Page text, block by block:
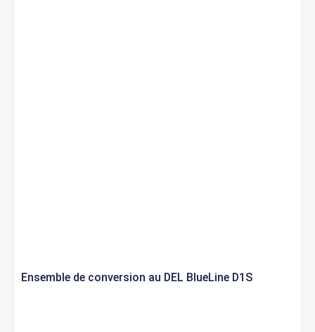
Ensemble de conversion au DEL BlueLine D1S